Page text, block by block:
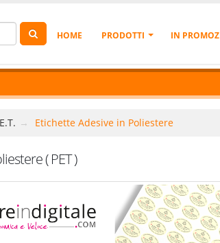
HOME PRODOTTI IN
Etichette Adesive in Poliestere
( PET )